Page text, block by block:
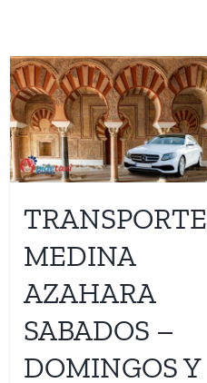
TRANSPORTE
MEDINA
AZAHARA
SABADOS –
DOMINGOS Y